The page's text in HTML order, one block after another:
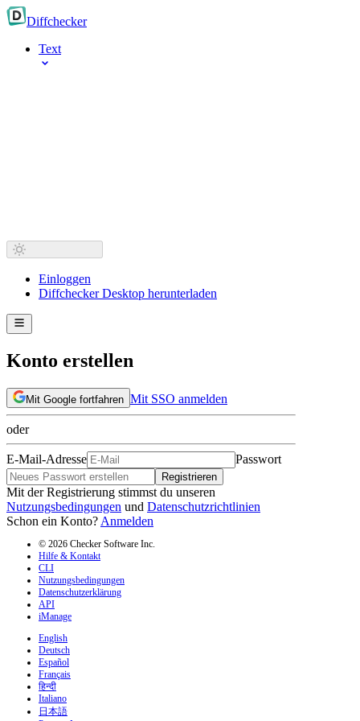
Diffchecker
Text
Einloggen
Diffchecker Desktop herunterladen
Konto erstellen
Mit Google fortfahren Mit SSO anmelden
oder
E-Mail-Adresse Passwort
Registrieren
Mit der Registrierung stimmst du unseren
Nutzungsbedingungen und Datenschutzrichtlinien
Schon ein Konto? Anmelden
© 2026 Checker Software Inc.
Hilfe & Kontakt
CLI
Nutzungsbedingungen
Datenschutzerklärung
API
iManage
English
Deutsch
Español
Français
हिन्दी
Italiano
日本語